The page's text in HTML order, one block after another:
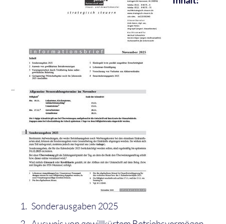
Sonderausgaben 2025